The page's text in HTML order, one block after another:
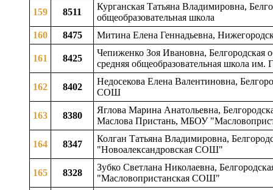
159 8511
Курганская Татьяна Владимировна,
общеобразовательная школа
160
8475 Митина Елена Геннадьевна,
161 8425
Чепиженко Зоя Ивановна,
средняя общеобразовательная школа
162 8402
Недосекова Елена Валентиновна,
СОШ
163 8380
Яглова Марина Анатольевна,
Маслова Пристань, МБОУ
164 8347
Колган Татьяна Владимировна,
"Новоалександровская СОШ"
165 8328
Зубко Светлана Николаевна,
"Масловопристанская СОШ"